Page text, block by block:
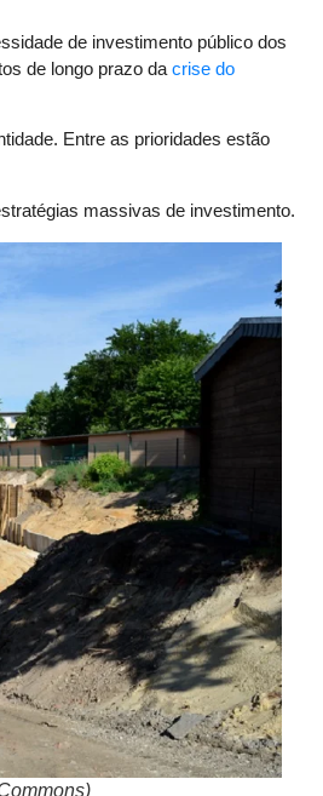
de investimento público dos
de longo prazo da crise do
Entre as prioridades estão
massivas de investimento.